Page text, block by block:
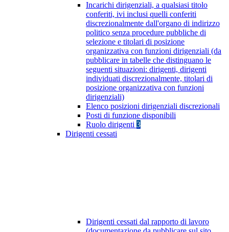
Incarichi dirigenziali, a qualsiasi titolo
conferiti, ivi inclusi quelli conferiti
discrezionalmente dall'organo di indirizzo
politico senza procedure pubbliche di
selezione e titolari di posizione
organizzativa con funzioni dirigenziali (da
pubblicare in tabelle che distinguano le
seguenti situazioni: dirigenti, dirigenti
individuati discrezionalmente, titolari di
posizione organizzativa con funzioni
dirigenziali)
Elenco posizioni dirigenziali discrezionali
Posti di funzione disponibili
Ruolo dirigenti 3
Dirigenti cessati
Dirigenti cessati dal rapporto di lavoro